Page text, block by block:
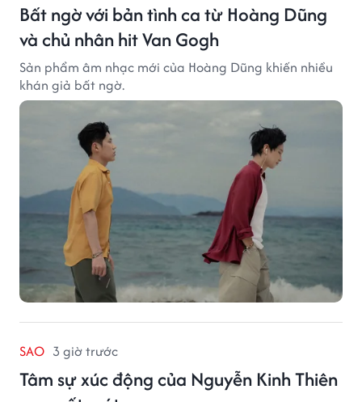
Bất ngờ với bản tình ca từ Hoàng Dũng
và chủ nhân hit Van Gogh
Sản phẩm âm nhạc mới của Hoàng Dũng khiến nhiều
khán giả bất ngờ.
SAO 3 giờ trước
Tâm sự xúc động của Nguyễn Kinh Thiên